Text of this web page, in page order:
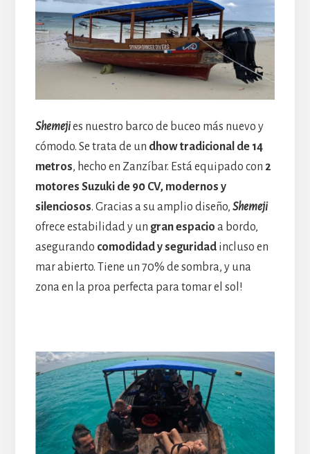
Shemejies nuestro barco de buceo más nuevo y
cómodo. Se trata de un dhow tradicional de 14
metros, hecho en Zanzíbar. Está equipado con 2
motores Suzuki de 90 CV, modernos y
silenciosos. Gracias a su amplio diseño, Shemeji
ofrece estabilidad y un gran espacio a bordo,
asegurando comodidad y seguridadincluso en
mar abierto. Tiene un 70% de sombra, y una
zona en la proa perfecta para tomar el sol!